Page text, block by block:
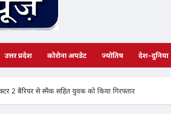
उत्तर प्रदेश कोरोना अपडेट ज्योतिष देश-दुनिया
2 बैरियर से स्मैक सहित युवक को किया गिरफ्तार